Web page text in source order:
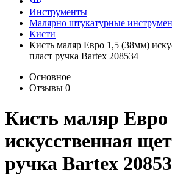
Инструменты
Малярно штукатурные
Кисти
Кисть маляр Евро 1,5 (38мм)
пласт ручка Bartex 208534
Основное
Отзывы 0
Кисть маляр
искусственная
ручка Bartex